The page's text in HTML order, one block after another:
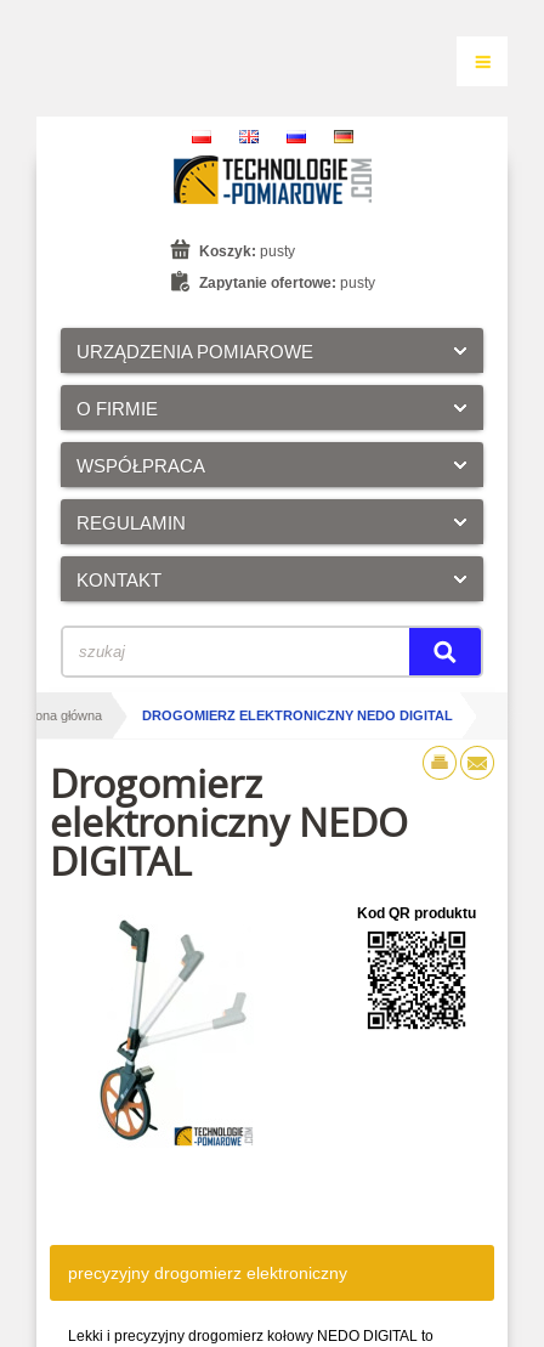
URZĄDZENIA POMIAROWE
O FIRMIE
WSPÓŁPRACA
REGULAMIN
KONTAKT
Koszyk: pusty
Zapytanie ofertowe: pusty
Strona główna DROGOMIERZ ELEKTRONICZNY NEDO DIGITAL
Drogomierz
elektroniczny NEDO
DIGITAL
precyzyjny drogomierz elektroniczny
Lekki i precyzyjny drogomierz kołowy NEDO DIGITAL to
Kod QR produktu